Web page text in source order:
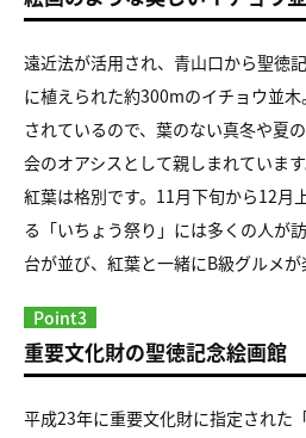
遠近法が活用され、青山口から聖徳
に植えられた約300mのイチョウ並
されているので、葉のない真冬や夏
会のオアシスとして親しまれていま
紅葉は格別です。11月下旬から12月
る「いちょう祭り」には多くの人が
台が並び、紅葉と一緒にB級グルメが
Point3
重要文化財の聖徳記念絵画館
平成23年に重要文化財に指定された